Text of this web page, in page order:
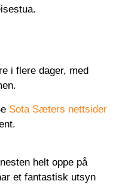
i flere dager, med
Sota Sæters nettsider
helt oppe på
et fantastisk utsyn